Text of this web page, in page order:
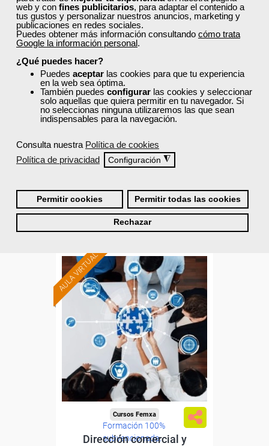
web y con fines publicitarios, para adaptar el contenido a
tus gustos y personalizar nuestros anuncios, marketing y
publicaciones en redes sociales.
Puedes obtener más información consultando cómo trata
Google la información personal.
¿Qué puedes hacer?
Puedes aceptar las cookies para que tu experiencia
en la web sea óptima.
También puedes configurar las cookies y seleccionar
solo aquellas que quiera permitir en tu navegador. Si
no seleccionas ninguna utilizaremos las que sean
indispensables para la navegación.
Consulta nuestra Política de cookies
Política de privacidad
Configuración ◮
Permitir cookies Permitir todas las cookies
Rechazar
Formación 100%
subvencionada.
Para desempleados,
trabajadores y autónomos
Para todos los sectores.
Técnicas de proceso de venta
y postventa
20 horas
Presencial - Aula virtual en Salamanca
Ver curso
0 17
AULA VIRTUAL
Formación 100%
subvencionada.
Cursos Femxa
Dirección comercial y